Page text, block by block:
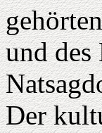
und
Der